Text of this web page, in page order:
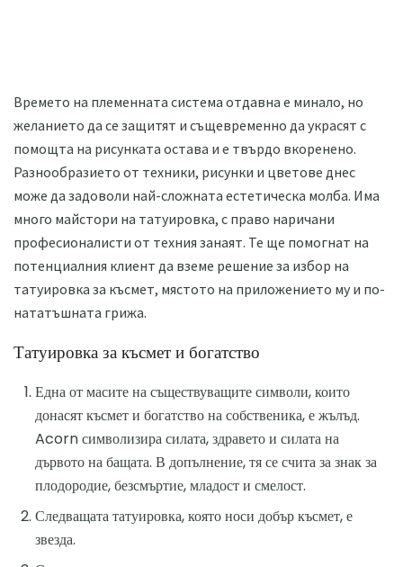
Времето на племенната система отдавна е минало, но
желанието да се защитят и същевременно да украсят с
помощта на рисунката остава и е твърдо вкоренено.
Разнообразието от техники, рисунки и цветове днес
може да задоволи най-сложната естетическа молба. Има
много майстори на татуировка, с право наричани
професионалисти от техния занаят. Те ще помогнат на
потенциалния клиент да вземе решение за избор на
татуировка за късмет, мястото на приложението му и по-
нататъшната грижа.
Татуировка за късмет и богатство
Една от масите на съществуващите символи, които
донасят късмет и богатство на собственика, е жълъд.
Acorn символизира силата, здравето и силата на
дървото на бащата. В допълнение, тя се счита за знак за
плодородие, безсмъртие, младост и смелост.
Следващата татуировка, която носи добър късмет, е
звезда.